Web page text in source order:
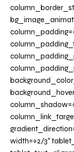
width=»2/3″